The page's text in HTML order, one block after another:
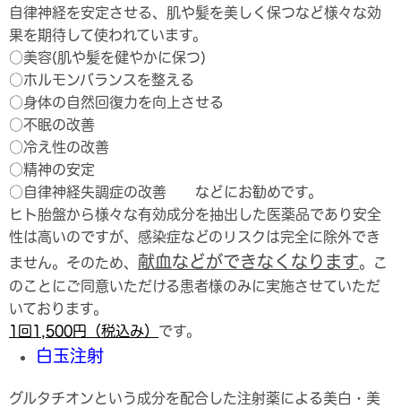
自律神経を安定させる、肌や髪を美しく保つなど様々な効
果を期待して使われています。
○美容(肌や髪を健やかに保つ)
○ホルモンバランスを整える
○身体の自然回復力を向上させる
○不眠の改善
○冷え性の改善
○精神の安定
○自律神経失調症の改善 などにお勧めです。
ヒト胎盤から様々な有効成分を抽出した医薬品であり安全
性は高いのですが、感染症などのリスクは完全に除外でき
ません。そのため、 献血などができなくなります。こ
のことにご同意いただける患者様のみに実施させていただ
いております。
1 回1,500円（税込み） です。
白玉注射
グルタチオンという成分を配合した注射薬による美白・美